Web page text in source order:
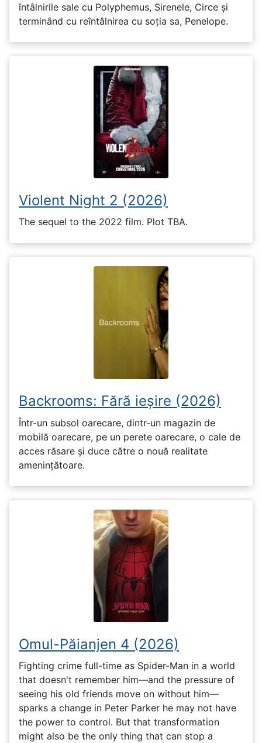
întâlnirile sale cu Polyphemus, Sirenele, Circe și
terminând cu reîntâlnirea cu soția sa, Penelope.
Violent Night 2 (2026)
The sequel to the 2022 film. Plot TBA.
Backrooms: Fără ieșire (2026)
Într-un subsol oarecare, dintr-un magazin de
mobilă oarecare, pe un perete oarecare, o cale de
acces răsare și duce către o nouă realitate
amenințătoare.
Omul-Păianjen 4 (2026)
Fighting crime full-time as Spider-Man in a world
that doesn't remember him—and the pressure of
seeing his old friends move on without him—
sparks a change in Peter Parker he may not have
the power to control. But that transformation
might also be the only thing that can stop a